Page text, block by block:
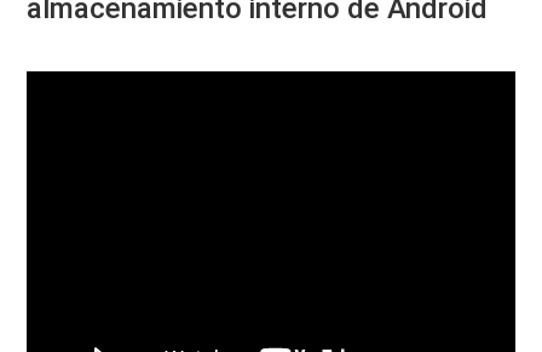
almacenamiento interno de Android